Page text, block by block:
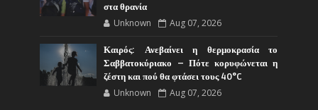
στα θρανία
Unknown Aug 07, 2026
Καιρός: Ανεβαίνει η θερμοκρασία το
Σαββατοκύριακο – Πότε κορυφώνεται η
ζέστη και πού θα φτάσει τους 40°C
Unknown Aug 07, 2026